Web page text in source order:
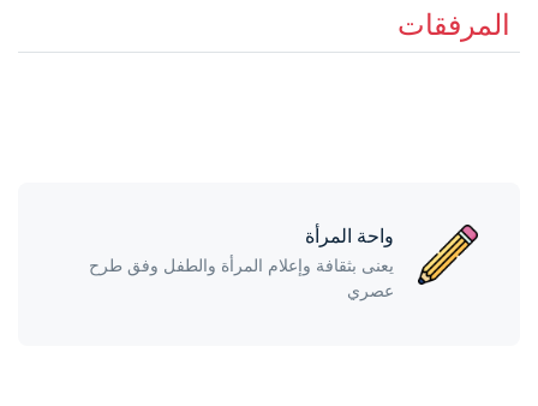
المرفقات
واحة المرأة
يعنى بثقافة وإعلام المرأة والطفل وفق طرح
عصري